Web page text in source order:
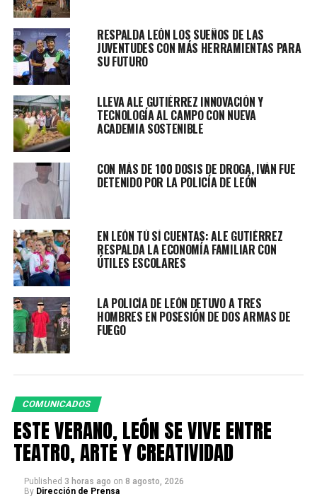
En su mensaje, el titular destacó que las actividades
recreativas y la educación son fundamentales para crear
una sociedad fuerte y saludable, capaz de tomar
decisiones, premisa que se cumple desde la
administración municipal mediante más de 100
programas y líneas de acción.
“Un niño que toca un instrumento a temprana edad,
un niño que empieza a involucrarse en actividades
artísticas jamás buscará involucrarse en algo
nocivo, en algo que vaya en contra de la ley”,
Asimismo, destacó el trabajo coordinado que se ejerce
desde el Ayuntamiento para prevenir este tipo de
acciones.
*“Siempre en el Ayuntamiento de León sabemos, en
definitiva, que la educación es la columna vertebral de
esta sociedad. Sabemos perfectamente que ir trazando
un mejor futuro y un mejor presente para las niñas y los
niños es fundamental y un propósito de este Estado y de
este Municipio”, resaltó.*
El concurso galardonó a 30 escuelas ganadoras del
estado de Guanajuato, entre ellas la primaria José María
Morelos y Pavón, así como el Instituto Roberto Montes
de Oca, ambas provenientes de León.
La gobernadora del estado, Libia Dennise García Muñoz
RESPALDA LEÓN LOS SUEÑOS DE LAS
JUVENTUDES CON MÁS HERRAMIENTAS PARA
SU FUTURO
LLEVA ALE GUTIÉRREZ INNOVACIÓN Y
TECNOLOGÍA AL CAMPO CON NUEVA
ACADEMIA SOSTENIBLE
CON MÁS DE 100 DOSIS DE DROGA, IVÁN FUE
DETENIDO POR LA POLICÍA DE LEÓN
EN LEÓN TÚ SÍ CUENTAS: ALE GUTIÉRREZ
RESPALDA LA ECONOMÍA FAMILIAR CON
ÚTILES ESCOLARES
LA POLICÍA DE LEÓN DETUVO A TRES
HOMBRES EN POSESIÓN DE DOS ARMAS DE
FUEGO
COMUNICADOS
ESTE VERANO, LEÓN SE VIVE ENTRE
TEATRO, ARTE Y CREATIVIDAD
Published 3 horas ago on 8 agosto, 2026
By Dirección de Prensa